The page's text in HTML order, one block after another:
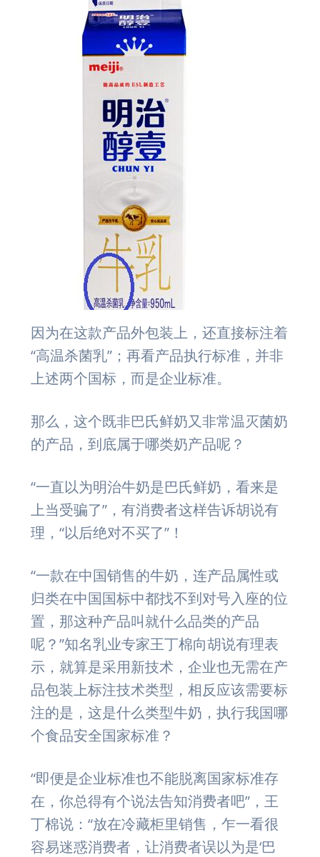
因为在这款产品外包装上，还直接标注着
“高温杀菌乳”；再看产品执行标准，并非
上述两个国标，而是企业标准。
那么，这个既非巴氏鲜奶又非常温灭菌奶
的产品，到底属于哪类奶产品呢？
“一直以为明治牛奶是巴氏鲜奶，看来是
上当受骗了”，有消费者这样告诉胡说有
理，“以后绝对不买了”！
“一款在中国销售的牛奶，连产品属性或
归类在中国国标中都找不到对号入座的位
置，那这种产品叫就什么品类的产品
呢？”知名乳业专家王丁棉向胡说有理表
示，就算是采用新技术，企业也无需在产
品包装上标注技术类型，相反应该需要标
注的是，这是什么类型牛奶，执行我国哪
个食品安全国家标准？
“即便是企业标准也不能脱离国家标准存
在，你总得有个说法告知消费者吧”，王
丁棉说：“放在冷藏柜里销售，乍一看很
容易迷惑消费者，让消费者误以为是‘巴